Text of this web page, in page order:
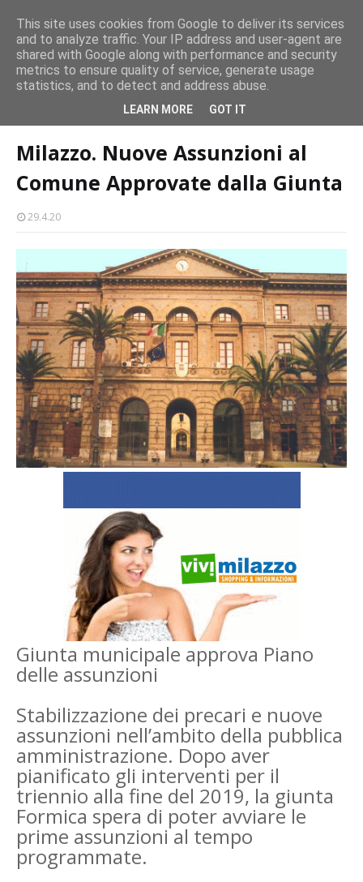
Milazzo 28ª Sagra del Pesce a Vaccarella: il programma
EVENTI
Milazzo. Nuove Assunzioni al Comune Approvate
Milazzo. Nuove Assunzioni al
Comune Approvate dalla Giunta
29.4.20
Giunta municipale approva Piano
delle assunzioni
Stabilizzazione dei precari e nuove
assunzioni nell’ambito della pubblica
amministrazione. Dopo aver
pianificato gli interventi per il
triennio alla fine del 2019, la giunta
Formica spera di poter avviare le
prime assunzioni al tempo
programmate.
This site uses cookies from Google to deliver its services
and to analyze traffic. Your IP address and user-agent are
shared with Google along with performance and security
metrics to ensure quality of service, generate usage
statistics, and to detect and address abuse.
LEARN MORE GOT IT